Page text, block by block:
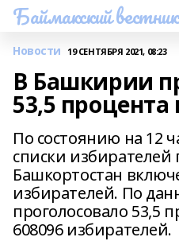
Баймакский вестник
Новости 19 СЕНТЯБРЯ 2021, 08:23
В Башкирии
53,5
По состоянию на 12
списки избирателей
Башкортостан
избирателей. По
проголосовало 53,5
608096 избирателей.